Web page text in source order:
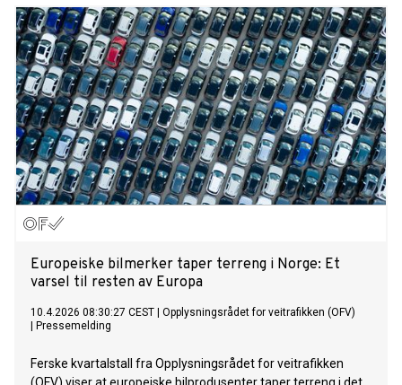
Europeiske bilmerker taper terreng i Norge: Et
varsel til resten av Europa
10.4.2026 08:30:27 CEST
Opplysningsrådet for veitrafikken (OFV)
Pressemelding
Ferske kvartalstall fra Opplysningsrådet for veitrafikken